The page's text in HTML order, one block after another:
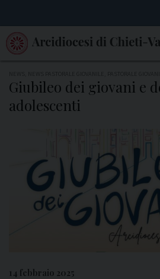
k
Giubileo dei giovani e
adolescenti
14 febbraio 2025